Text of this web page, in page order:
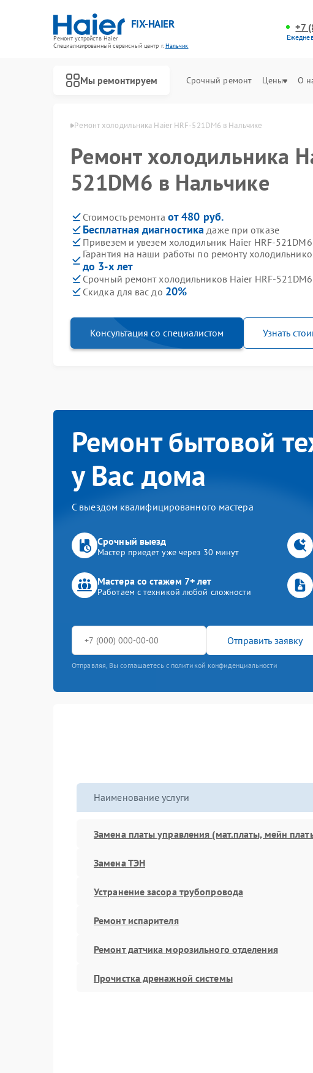
FIX-HAIER
Ремонт устройств Haier
Специализированный cервисный центр г.Нальчик
+7
Мы ремонтируем Срочный ремонт Цены О
Haier в Нальчике Ремонт холодильника Haier HRF-521DM6 в Нальчике
Ремонт холодильника
521DM6 в Нальчике
Стоимость ремонта от 480 руб.
Бесплатная диагностика даже при отказе
Привезем и увезем холодильник Haier HRF-
Гарантия на наши работы по ремонту
до 3-х лет
Срочный ремонт холодильников Haier HRF-521DM6
Скидка для вас до 20%
Консультация со специалистом Узнать
Ремонт бытовой
у Вас дома
С выездом квалифицированного мастера
Срочный выезд
Мастер приедет уже через 30 минут
Мастера со стажем 7+ лет
Работаем с техникой любой сложности
Отправить заявку
Отправляя, Вы соглашаетесь с политикой конфиденциальности
Наименование услуги
Замена платы управления (мат.платы, мейн
Замена ТЭН
Устранение засора трубопровода
Ремонт испарителя
Ремонт датчика морозильного отделения
Прочистка дренажной системы